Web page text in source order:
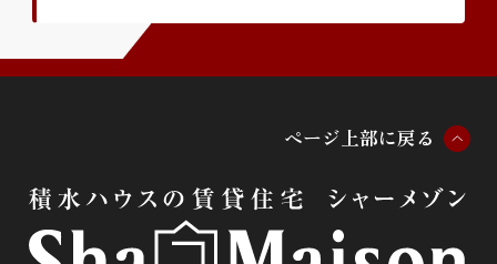
ページ 上部に戻る